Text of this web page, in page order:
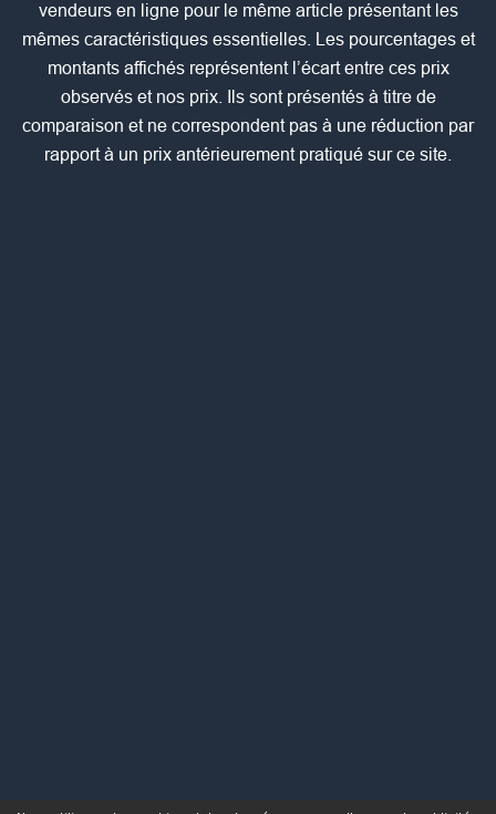
vendeurs en ligne pour le même article présentant les
mêmes caractéristiques essentielles. Les pourcentages et
montants affichés représentent l’écart entre ces prix
observés et nos prix. Ils sont présentés à titre de
comparaison et ne correspondent pas à une réduction par
rapport à un prix antérieurement pratiqué sur ce site.